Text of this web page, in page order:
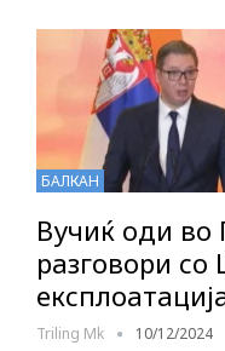
БАЛКАН
Вучиќ оди во
разговори со
Triling Mk 10/12/2024